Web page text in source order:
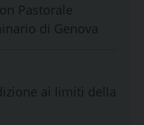
Pastorale
di Genova
ai limiti della